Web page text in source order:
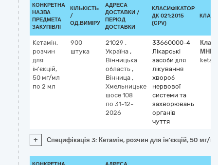
КОНКРЕТНА
НАЗВА
ПРЕДМЕТА
ЗАКУПІВЛІ
КІЛЬКІСТЬ
/
ОД.ВИМІРУ
АДРЕСА
ДОСТАВКИ /
ПЕРІОД
ДОСТАВКИ
КЛАСИФІКАТОР
ДК 021:2015
(CPV)
Кетамін,
розчин
для
ін'єкцій,
50 мг/мл
по 2 мл
900
штука
21029 ,
Україна ,
Вінницька
область ,
Вінница ,
Хмельницьке
шосе 108
по 31-12-
2026
33660000-4
Лікарські
засоби для
лікування
хвороб
нервової
системи та
захворювань
органів
чуття
МНН
+ Специфікація 3: Кетамін, розчин для ін'єкцій, 50 мг/